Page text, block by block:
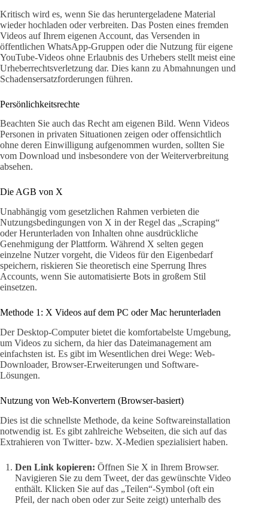
Kritisch wird es, wenn Sie das heruntergeladene Material
wieder hochladen oder verbreiten. Das Posten eines fremden
Videos auf Ihrem eigenen Account, das Versenden in
öffentlichen WhatsApp-Gruppen oder die Nutzung für eigene
YouTube-Videos ohne Erlaubnis des Urhebers stellt meist eine
Urheberrechtsverletzung dar. Dies kann zu Abmahnungen und
Schadensersatzforderungen führen.
Persönlichkeitsrechte
Beachten Sie auch das Recht am eigenen Bild. Wenn Videos
Personen in privaten Situationen zeigen oder offensichtlich
ohne deren Einwilligung aufgenommen wurden, sollten Sie
vom Download und insbesondere von der Weiterverbreitung
absehen.
Die AGB von X
Unabhängig vom gesetzlichen Rahmen verbieten die
Nutzungsbedingungen von X in der Regel das „Scraping“
oder Herunterladen von Inhalten ohne ausdrückliche
Genehmigung der Plattform. Während X selten gegen
einzelne Nutzer vorgeht, die Videos für den Eigenbedarf
speichern, riskieren Sie theoretisch eine Sperrung Ihres
Accounts, wenn Sie automatisierte Bots in großem Stil
einsetzen.
Methode 1: X Videos auf dem PC oder Mac herunterladen
Der Desktop-Computer bietet die komfortabelste Umgebung,
um Videos zu sichern, da hier das Dateimanagement am
einfachsten ist. Es gibt im Wesentlichen drei Wege: Web-
Downloader, Browser-Erweiterungen und Software-
Lösungen.
Nutzung von Web-Konvertern (Browser-basiert)
Dies ist die schnellste Methode, da keine Softwareinstallation
notwendig ist. Es gibt zahlreiche Webseiten, die sich auf das
Extrahieren von Twitter- bzw. X-Medien spezialisiert haben.
Den Link kopieren: Öffnen Sie X in Ihrem Browser.
Navigieren Sie zu dem Tweet, der das gewünschte Video
enthält. Klicken Sie auf das „Teilen“-Symbol (oft ein
Pfeil, der nach oben oder zur Seite zeigt) unterhalb des